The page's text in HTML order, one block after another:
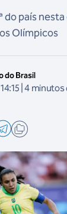
do país
Olímpicos
do Brasil
| 4